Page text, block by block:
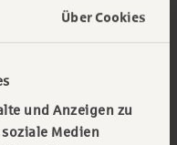
Über Cookies
und Anzeigen zu
Medien